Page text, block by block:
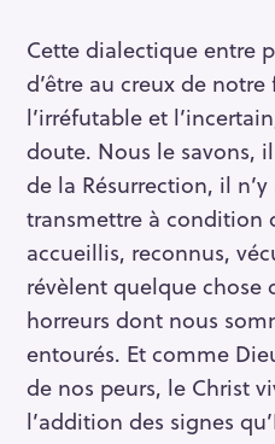
Cette dialectique entre
d’être au creux de
l’irréfutable et
doute. Nous le savons,
de la Résurrection, il
transmettre à condition
accueillis, reconnus,
révèlent quelque chose
horreurs dont nous
entourés. Et comme
de nos peurs, le Christ
l’addition des signes